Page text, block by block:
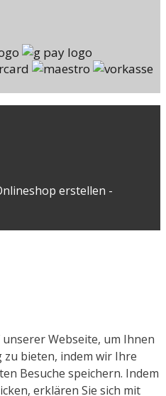
erstellen -
Webseite, um Ihnen
bieten, indem wir Ihre
Besuche speichern. Indem
erklären Sie sich mit